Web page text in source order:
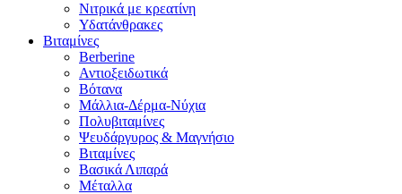
Νιτρικά με κρεατίνη
Υδατάνθρακες
Βιταμίνες
Berberine
Αντιοξειδωτικά
Βότανα
Μάλλια-Δέρμα-Νύχια
Πολυβιταμίνες
Ψευδάργυρος & Μαγνήσιο
Βιταμίνες
Βασικά Λιπαρά
Μέταλλα